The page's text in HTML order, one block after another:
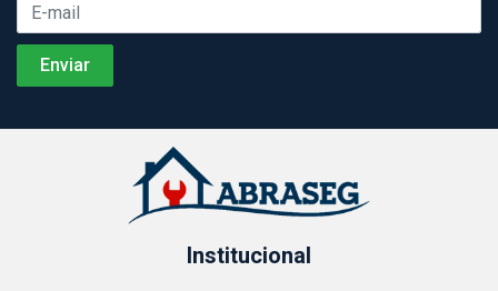
Institucional